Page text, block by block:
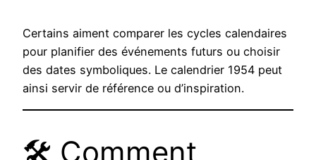
Certains aiment comparer les cycles calendaires
pour planifier des événements futurs ou choisir
des dates symboliques. Le calendrier 1954 peut
ainsi servir de référence ou d’inspiration.
🛠️ Comment